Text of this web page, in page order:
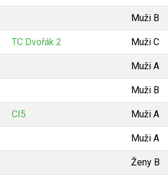
Muži B
TC Dvořák 2 Muži C
Muži A
Muži B
CI5 Muži A
Muži A
Ženy B